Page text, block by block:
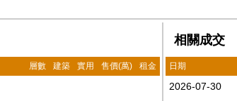
層數 建築 實用 售價(萬) 租金
相關成交
日期
2026-07-30